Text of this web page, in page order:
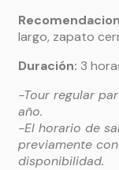
largo, zapato
Duración: 3
-Tour regular
año.
-El horario de
previamente
disponibilidad.